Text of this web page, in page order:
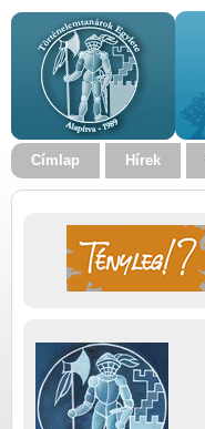
Címlap Hírek